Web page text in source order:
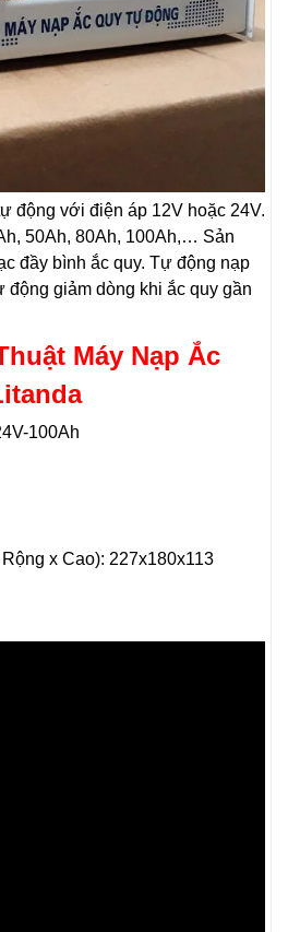
động với điện áp 12V hoặc 24V.
50Ah, 80Ah, 100Ah,… Sản
đầy bình ắc quy. Tự động nạp
động giảm dòng khi ắc quy gần
Máy Nạp Ắc
100Ah
x Cao): 227x180x113